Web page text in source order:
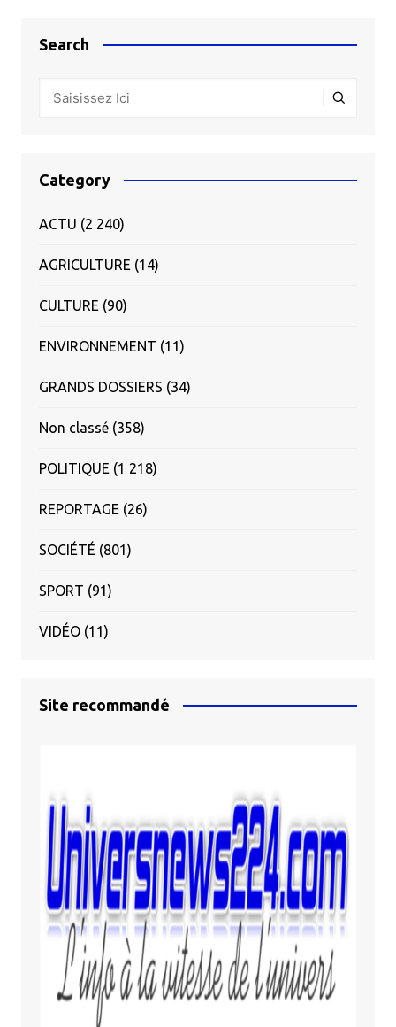
Search
Category
ACTU (2 240)
AGRICULTURE (14)
CULTURE (90)
ENVIRONNEMENT (11)
GRANDS DOSSIERS (34)
Non classé(358)
POLITIQUE (1 218)
REPORTAGE (26)
SOCIÉTÉ (801)
SPORT (91)
VIDÉO(11)
Site recommandé